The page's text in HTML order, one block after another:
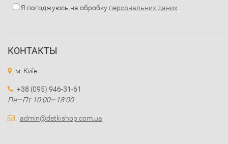
Я погоджуюсь на обробку персональних даних
КОНТАКТЫ
м. Київ
+38 (095) 946-31-61
Пн—Пт 10:00—18:00
admin@detkishop.com.ua